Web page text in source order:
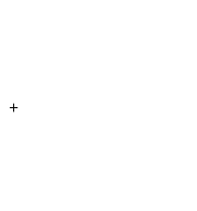
+